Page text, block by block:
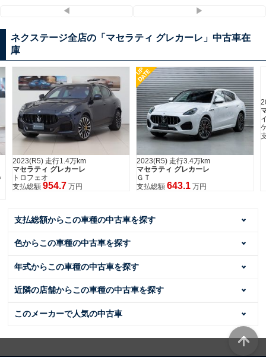
◀ ▶
ネクステージ全店の「マセラティ グレカーレ」中古車在
庫
2023(R5) 走行1.4万km
マセラティ グレカーレ
トロフェオ
支払総額 954.7 万円
UP
DATE
2023(R5) 走行3.4万km
マセラティ グレカーレ
ＧＴ
支払総額 643.1 万円
支払総額からこの車種の中古車を探す
色からこの車種の中古車を探す
年式からこの車種の中古車を探す
近隣の店舗からこの車種の中古車を探す
このメーカーで人気の中古車